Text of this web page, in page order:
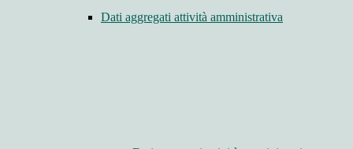
Dati aggregati attività amministrativa